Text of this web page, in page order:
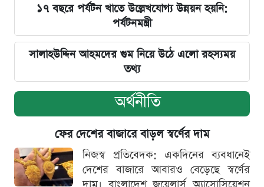
১৭ বছরে পর্যটন খাতে উল্লেখযোগ্য উন্নয়ন হয়নি:
পর্যটনমন্ত্রী
সালাহউদ্দিন আহমদের গুম নিয়ে উঠে এলো রহস্যময়
তথ্য
অর্থনীতি
ফের দেশের বাজারে বাড়ল স্বর্ণের দাম
নিজস্ব প্রতিবেদক: একদিনের ব্যবধানেই
দেশের বাজারে আবারও বেড়েছে স্বর্ণের